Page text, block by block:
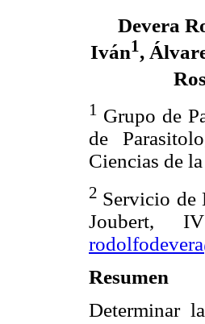
Devera
Iván1,
1 Grupo de
de
Ciencias de
2 Servicio de
Joubert,
Resumen
Determinar